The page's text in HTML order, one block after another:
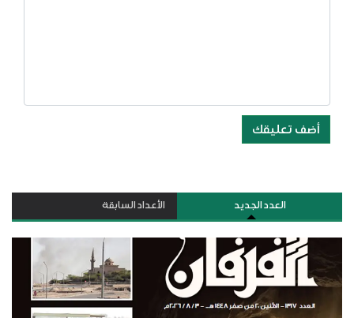
أضف تعليقك
العدد الجديد الأعداد السابقة